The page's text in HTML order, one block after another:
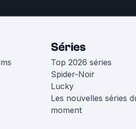
Séries
Top 2026 séries
Spider-Noir
Lucky
Les nouvelles séries
moment